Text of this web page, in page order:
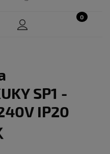
SP1 -
IP20